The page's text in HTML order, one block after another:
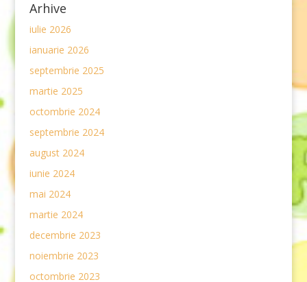
Arhive
iulie 2026
ianuarie 2026
septembrie 2025
martie 2025
octombrie 2024
septembrie 2024
august 2024
iunie 2024
mai 2024
martie 2024
decembrie 2023
noiembrie 2023
octombrie 2023